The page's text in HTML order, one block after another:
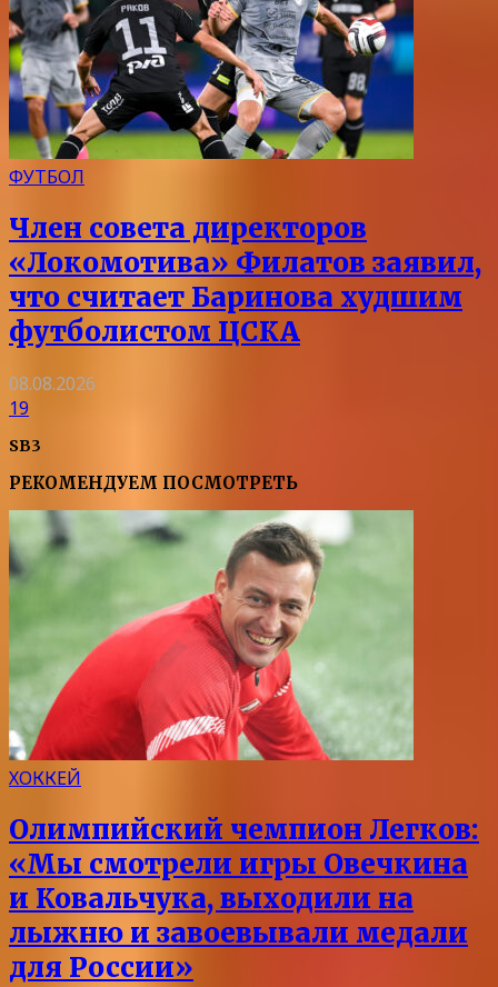
ФУТБОЛ
Член совета директоров
«Локомотива» Филатов заявил,
что считает Баринова худшим
футболистом ЦСКА
08.08.2026
19
SB3
РЕКОМЕНДУЕМ ПОСМОТРЕТЬ
ХОККЕЙ
Олимпийский чемпион Легков:
«Мы смотрели игры Овечкина
и Ковальчука, выходили на
лыжню и завоевывали медали
для России»